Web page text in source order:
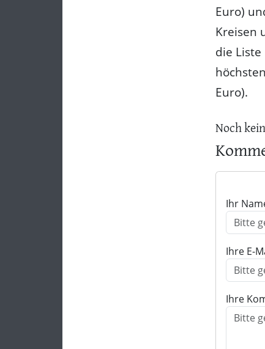
Euro)
Kreisen
die
Euro).
Noch
Ihr
Ihre E-
Ihre